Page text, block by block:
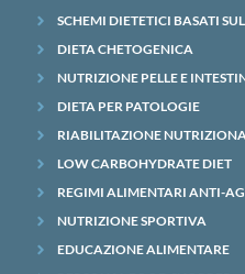
SCHEMI DIETETICI BASATI
DIETA CHETOGENICA
NUTRIZIONE PELLE E
DIETA PER PATOLOGIE
RIABILITAZIONE
LOW CARBOHYDRATE DIET
REGIMI ALIMENTARI ANTI-
NUTRIZIONE SPORTIVA
EDUCAZIONE ALIMENTARE